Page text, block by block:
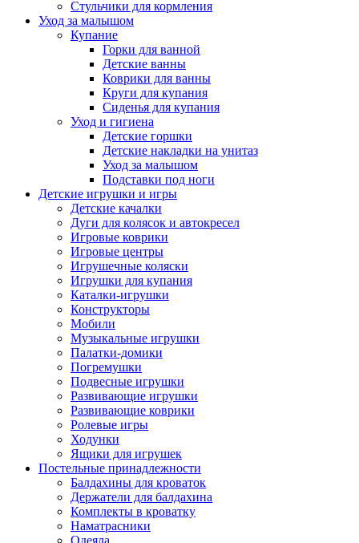
Стульчики для кормления
Уход за малышом
Купание
Горки для ванной
Детские ванны
Коврики для ванны
Круги для купания
Сиденья для купания
Уход и гигиена
Детские горшки
Детские накладки на унитаз
Уход за малышом
Подставки под ноги
Детские игрушки и игры
Детские качалки
Дуги для колясок и автокресел
Игровые коврики
Игровые центры
Игрушечные коляски
Игрушки для купания
Каталки-игрушки
Конструкторы
Мобили
Музыкальные игрушки
Палатки-домики
Погремушки
Подвесные игрушки
Развивающие игрушки
Развивающие коврики
Ролевые игры
Ходунки
Ящики для игрушек
Постельные принадлежности
Балдахины для кроваток
Держатели для балдахина
Комплекты в кроватку
Наматрасники
Одеяла